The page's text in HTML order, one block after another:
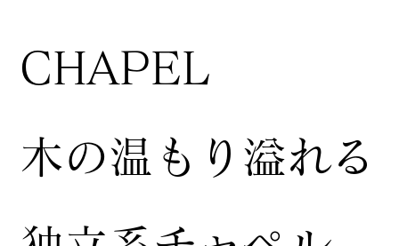
CHAPEL
木の温もり溢れる